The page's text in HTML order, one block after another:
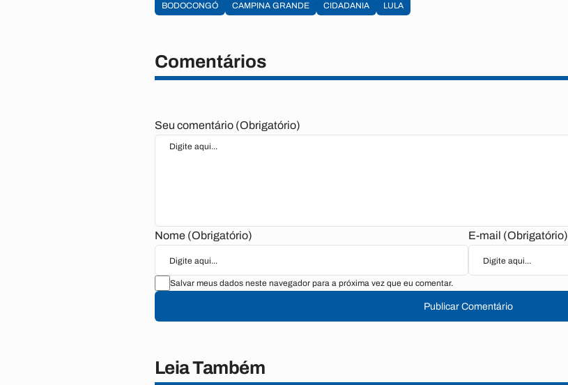
BODOCONGÓ CAMPINA GRANDE CIDADANIA LULA
Comentários
Seu comentário (Obrigatório)
Nome (Obrigatório) E-mail (Obrigatório)
Salvar meus dados neste navegador para a próxima vez que eu comentar.
Publicar Comentário
Leia Também